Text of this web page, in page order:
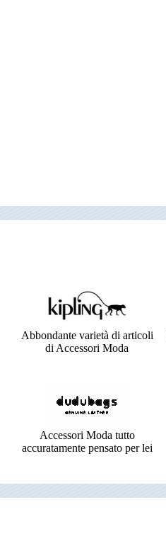
Abbondante varietà di articoli
di Accessori Moda
Accessori Moda tutto
accuratamente pensato per lei